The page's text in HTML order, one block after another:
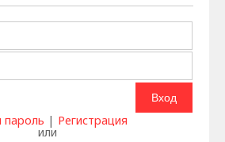
пароль | Регистрация
или